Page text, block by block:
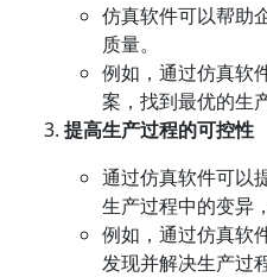
仿真软件可以帮助
质量。
例如，通过仿真软
案，找到最优的生
提高生产过程的可控性
通过仿真软件可以
生产过程中的变异
例如，通过仿真软
发现并解决生产过